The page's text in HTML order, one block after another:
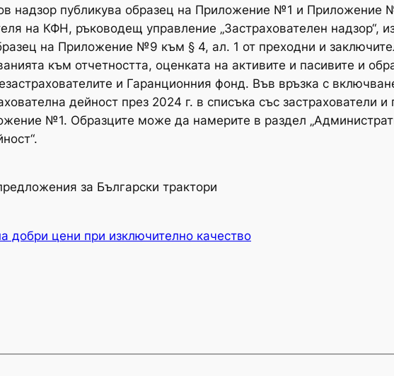
надзор публикува образец на Приложение №1 и
на КФН, ръководещ управление „Застрахователен надзор“,
на Приложение №9 към § 4, ал. 1 от преходни и
към отчетността, оценката на активите и пасивите и
и Гаранционния фонд. Във връзка с
дейност през 2024 г. в списъка със застрахователи
№1. Образците може да намерите в раздел
за Български трактори
добри цени при изключително качество